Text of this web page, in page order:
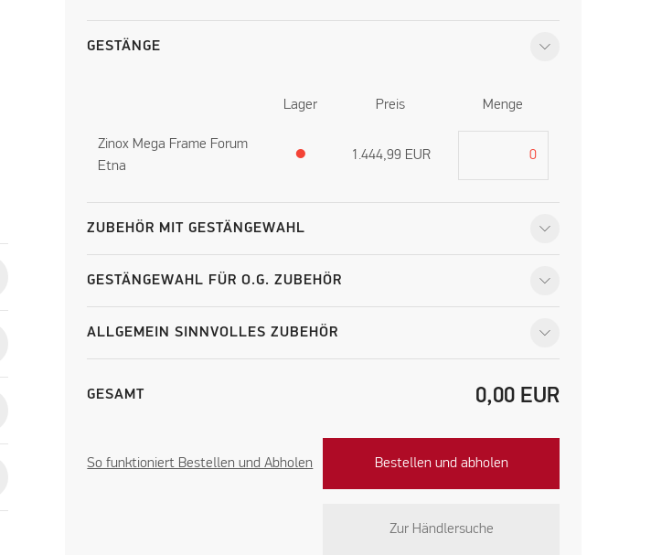
GESTÄNGE
Lager Preis Menge
Zinox Mega Frame Forum
Etna
● 1.444,99 EUR
ZUBEHÖR MIT GESTÄNGEWAHL
GESTÄNGEWAHL FÜR O.G. ZUBEHÖR
ALLGEMEIN SINNVOLLES ZUBEHÖR
GESAMT 0,00 EUR
So funktioniert Bestellen und Abholen Bestellen und abholen
Zur Händlersuche